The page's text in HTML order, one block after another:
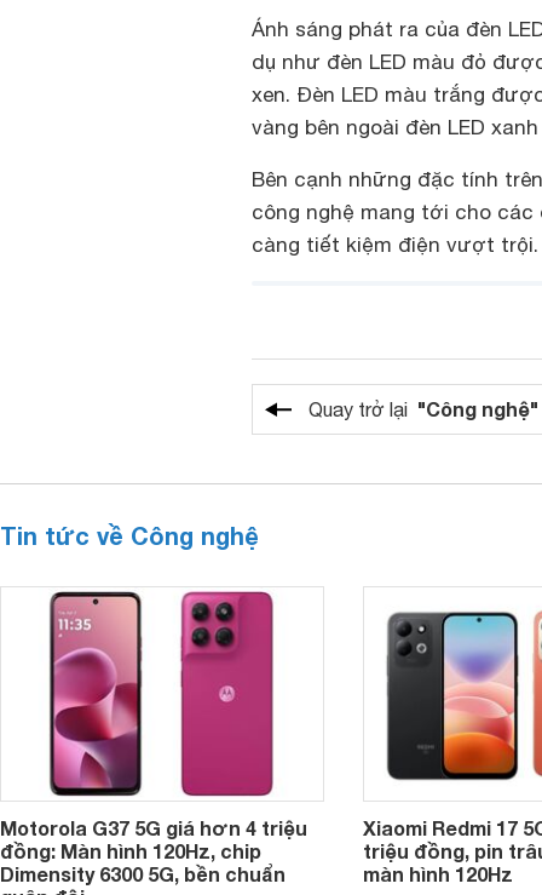
Ánh sáng phát ra của đèn
dụ như đèn LED màu đỏ
xen. Đèn LED màu trắng
vàng bên ngoài đèn LED
Bên cạnh những đặc tính
công nghệ mang tới cho
càng tiết kiệm điện vượt trội.
Quay trở lại "Công nghệ"
Tin tức về Công nghệ
Motorola G37 5G giá hơn 4 triệu
đồng: Màn hình 120Hz, chip
Dimensity 6300 5G, bền chuẩn
Xiaomi Redmi 17
triệu đồng, pin
màn hình 120Hz